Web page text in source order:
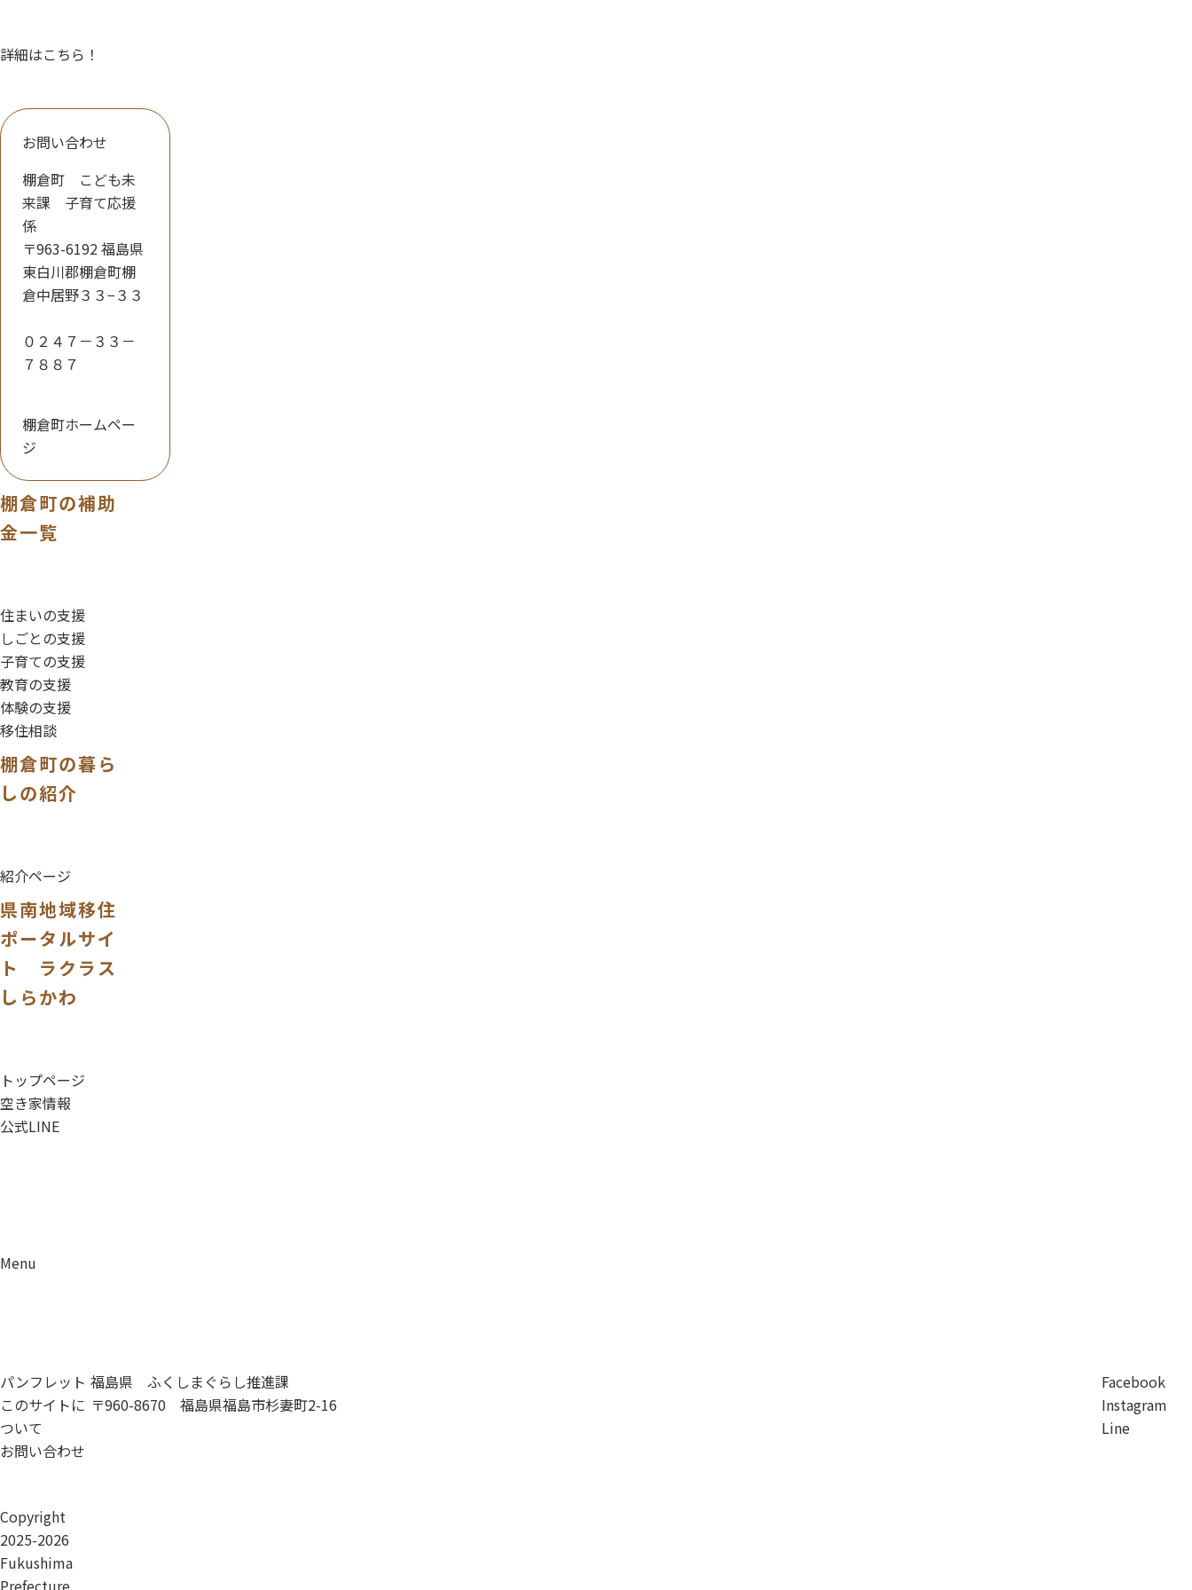
詳細はこちら！
お問い合わせ
棚倉町 こども未
来課 子育て応援
係
〒963-6192 福島県
東白川郡棚倉町棚
倉中居野３３−３３
０２４７－３３－
７８８７
棚倉町ホームペー
ジ
棚倉町の補助
金一覧
住まいの支援
しごとの支援
子育ての支援
教育の支援
体験の支援
移住相談
棚倉町の暮ら
しの紹介
紹介ページ
県南地域移住
ポータルサイ
ト ラクラス
しらかわ
トップページ
空き家情報
公式LINE
Menu
パンフレット
このサイトに
ついて
お問い合わせ
福島県 ふくしまぐらし推進課
〒960-8670 福島県福島市杉妻町2-16
Facebook
Instagram
Line
Copyright
2025-2026
Fukushima
Prefecture